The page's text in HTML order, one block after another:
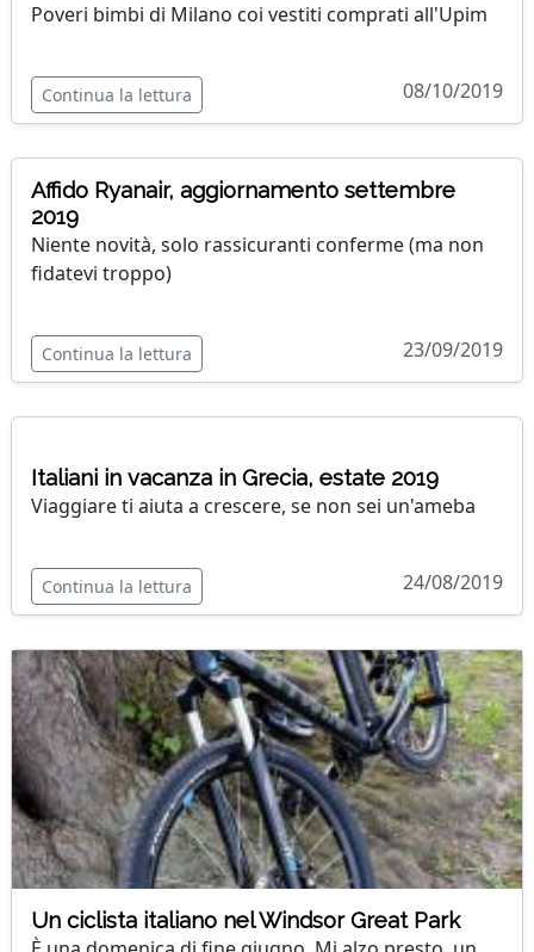
Poveri bimbi di Milano coi vestiti comprati all'Upim
Continua la lettura 08/10/2019
Affido Ryanair, aggiornamento settembre
2019
Niente novità, solo rassicuranti conferme (ma non
fidatevi troppo)
Continua la lettura 23/09/2019
Italiani in vacanza in Grecia, estate 2019
Viaggiare ti aiuta a crescere, se non sei un'ameba
Continua la lettura 24/08/2019
Un ciclista italiano nel Windsor Great Park